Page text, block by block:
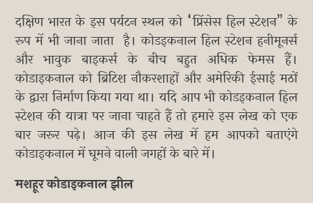
दक्षिण भारत के इस पर्यटन स्थल को “प्रिंसेस हिल स्टेशन” के
रूप में भी जाना जाता है। कोडइकनाल हिल स्टेशन हनीमूनर्स
और भावुक बाइकर्स के बीच बहुत अधिक फेमस हैं।
कोडाइकनाल को ब्रिटिश नौकरशाहों और अमेरिकी ईसाई मठों
के द्वारा निर्माण किया गया था। यदि आप भी कोडइकनाल हिल
स्टेशन की यात्रा पर जाना चाहते हैं तो हमारे इस लेख को एक
बार जरूर पढ़े। आज की इस लेख में हम आपको बताएंगे
कोडाइकनाल में घूमने वाली जगहों के बारे में।
मशहूर कोडाइकनाल झील